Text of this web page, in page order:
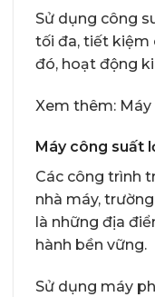
Sử dụng công
tối đa, tiết kiệm
đó, hoạt động
Xem thêm:
Máy công suất
Các công trình
nhà máy,
là những địa
hành bền vững.
Sử dụng máy